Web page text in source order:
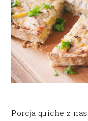
Porcja quiche z